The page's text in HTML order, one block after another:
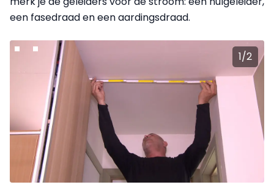
een fasedraad en een aardingsdraad.
1/2